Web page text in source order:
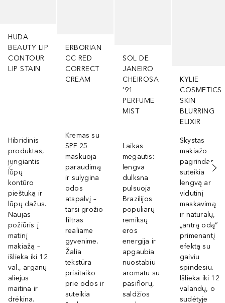
HUDA
BEAUTY LIP
CONTOUR
LIP STAIN
Hibridinis
produktas,
jungiantis
lūpų
kontūro
pieštuką ir
lūpų dažus.
Naujas
požiūris į
matinį
makiažą –
išlieka iki 12
val., arganų
aliejus
maitina ir
drėkina.
ERBORIAN
CC RED
CORRECT
CREAM
Kremas su
SPF 25
maskuoja
paraudimą
ir sulygina
odos
atspalvį –
tarsi grožio
filtras
realiame
gyvenime.
Žalia
tekstūra
prisitaiko
prie odos ir
suteikia
SOL DE
JANEIRO
CHEIROSA
’91
PERFUME
MIST
Laikas
mėgautis:
lengva
dulksna
pulsuoja
Brazilijos
populiarų
remiksų
eros
energija ir
apgaubia
nuostabiu
aromatu su
pasiflorų,
saldžios
KYLIE
COSMETICS
SKIN
BLURRING
ELIXIR
Skystas
makiažo
pagrindas
suteikia
lengvą ar
vidutinį
maskavimą
ir natūralų,
„antrą odą“
primenantį
efektą su
gaiviu
spindesiu.
Išlieka iki 12
valandų, o
sudėtyje